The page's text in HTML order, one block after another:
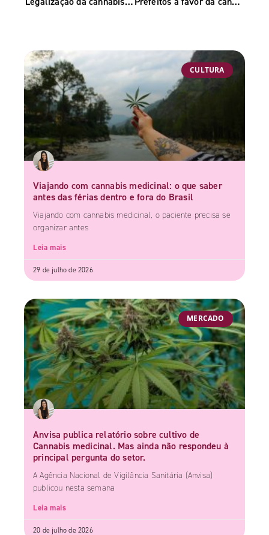
CULTURA
Viajando com cannabis medicinal: o que saber
antes das férias dentro e fora do Brasil
Viajando com cannabis medicinal, o paciente precisa se
organizar antes
Leia mais
29 de julho de 2026
MERCADO
Anvisa publica relatório sobre cultivo de
Cannabis medicinal. Mas ainda não respondeu à
principal pergunta do setor.
A Agência Nacional de Vigilância Sanitária (Anvisa)
publicou nesta semana
Leia mais
20 de julho de 2026